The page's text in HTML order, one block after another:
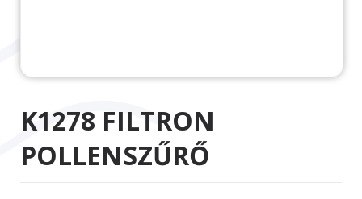
K1278 FILTRON
POLLENSZŰRŐ